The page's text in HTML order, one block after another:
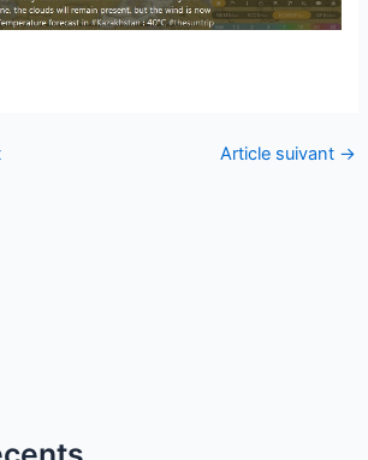
Article suivant →